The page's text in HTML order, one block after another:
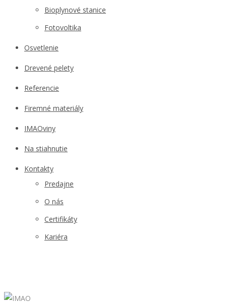
Bioplynové stanice
Fotovoltika
Osvetlenie
Drevené pelety
Referencie
Firemné materiály
IMAOviny
Na stiahnutie
Kontakty
Predajne
O nás
Certifikáty
Kariéra